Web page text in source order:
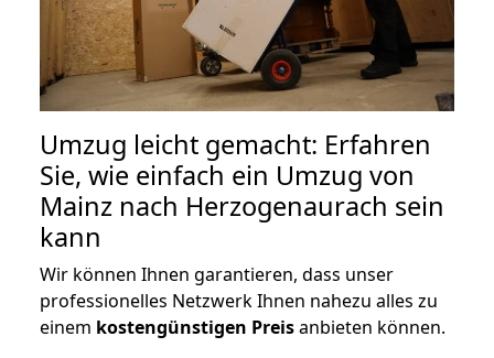
Umzug leicht gemacht: Erfahren
Sie, wie einfach ein Umzug von
Mainz nach Herzogenaurach sein
kann
Wir können Ihnen garantieren, dass unser
professionelles Netzwerk Ihnen nahezu alles zu
einem kostengünstigen Preisanbieten können.